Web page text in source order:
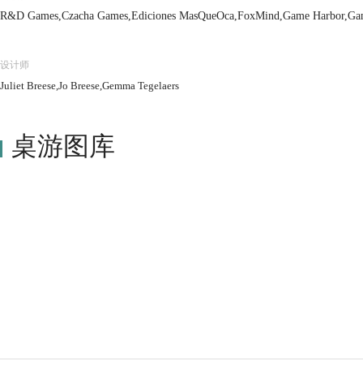
R&D Games,Czacha Games,Ediciones MasQueOca,FoxMind,Game
设计师
Juliet Breese,Jo Breese,Gemma Tegelaers
桌游图库